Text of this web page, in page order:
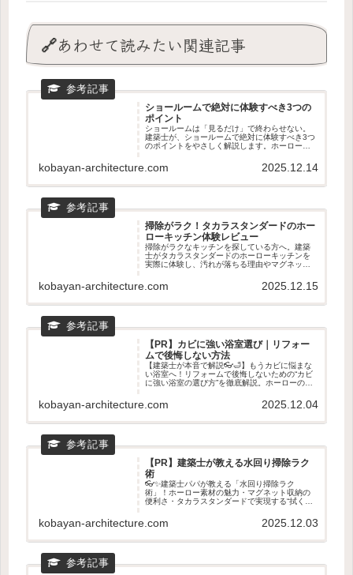
🔗あわせて読みたい関連記事
ショールームで絶対に体験すべき3つの
ポイント
ショールームは「見るだけ」で終わらせない。
建築士が、ショールームで絶対に体験すべき3つ
のポイントをやさしく解説します。ホーローの
地まで。新築・リフォームどちらにも役立つ、
後悔しない見学のコツがわかる記事です。
kobayan-architecture.com 2025.12.14
掃除がラク！タカラスタンダードのホー
ローキッチン体験レビュー
掃除がラクなキッチンを探している方へ。建築
士がタカラスタンダードのホーローキッチンを
実際に体験し、汚れが落ちる理由やマグネット
の相性やショールームで見るべきポイントもわ
かる、後悔しないキッチン選びの記事です。
kobayan-architecture.com 2025.12.15
【PR】カビに強い浴室選び｜リフォー
ムで後悔しない方法
【建築士が本音で解説👓🛁】もうカビに悩まな
い浴室へ！リフォームで後悔しないための“カビ
に強い浴室の選び方”を徹底解説。ホーローの汚
カラスタンダードが選ばれる理由を専門目線で
紹介。ショールームで確認すべきポイントもわ
kobayan-architecture.com 2025.12.04
【PR】建築士が教える水回り掃除ラク
術
👓✨建築士パパが教える「水回り掃除ラク
術」！ホーロー素材の魅力・マグネット収納の
便利さ・タカラスタンダードで実現する“拭くだ
洗面が驚くほどラクになる理由を紹介します💖
🧼
kobayan-architecture.com 2025.12.03